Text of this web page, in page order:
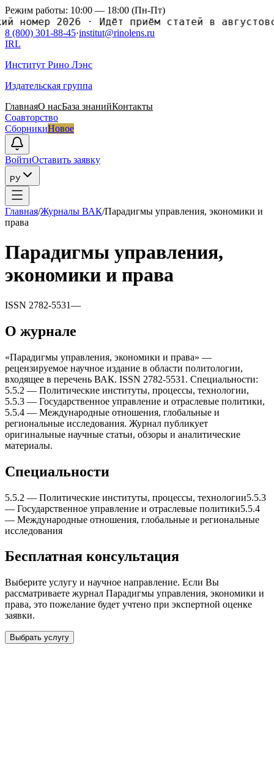
Режим работы: 10:00 — 18:00 (Пн-Пт)
2026·Идёт приём статей в
8 (800) 301-88-45·institut@rinolens.ru
IRL
Институт Рино Лэнс
Издательская группа
ГлавнаяО насБаза знанийКонтакты
Соавторство
СборникиНовое
ВойтиОставить заявку
РУ
Главная/Журналы ВАК/Парадигмы управления, экономики и
права
Парадигмы управления,
экономики и права
ISSN 2782-5531—
О журнале
«Парадигмы управления, экономики и права» —
рецензируемое научное издание в области политологии,
входящее в перечень ВАК. ISSN 2782-5531. Специальности:
5.5.2 — Политические институты, процессы, теxнологии,
5.5.3 — Государственное управление и отраслевые политики,
5.5.4 — Международные отношения, глобальные и
региональные исследования. Журнал публикует
оригинальные научные статьи, обзоры и аналитические
материалы.
Специальности
5.5.2 — Политические институты, процессы, теxнологии5.5.3
— Государственное управление и отраслевые политики5.5.4
— Международные отношения, глобальные и региональные
исследования
Бесплатная консультация
Выберите услугу и научное направление. Если Вы
рассматриваете журнал Парадигмы управления, экономики и
права, это пожелание будет учтено при экспертной оценке
заявки.
Выбрать услугу